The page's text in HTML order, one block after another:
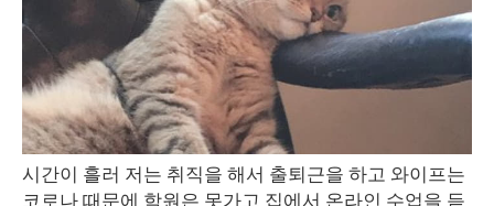
시간이 흘러 저는 취직을 해서 출퇴근을 하고 와이프는
코로나 때문에 학원은 못가고 집에서 온라인 수업을 듣